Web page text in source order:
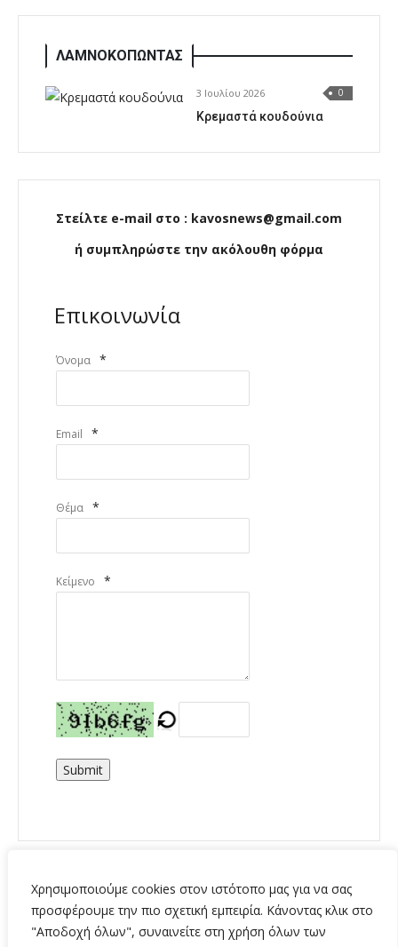
Χρησιμοποιούμε cookies στον ιστότοπο μας για να σας
προσφέρουμε την πιο σχετική εμπειρία. Κάνοντας κλικ στο
"Αποδοχή όλων", συναινείτε στη χρήση όλων των
ΛΑΜΝΟΚΟΠΩΝΤΑΣ
3 Ιουλίου 2026 0
Κρεμαστά κουδούνια
Στείλτε e-mail στο : kavosnews@gmail.com
ή συμπληρώστε την ακόλουθη φόρμα
Επικοινωνία
Όνομα *
Email *
Θέμα *
Κείμενο *
Submit